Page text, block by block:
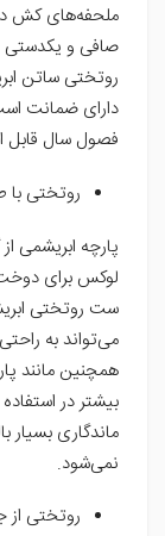
ملحفه‌های کش
صافی و یکدستی
دارای ضمانت
فصول سال قابل
روتختی با
پارچه ابریشمی
لوکس برای
ست روتختی
می‌تواند به
همچنین مانند
بیشتر در
ماندگاری
نمی‌شود.
روتختی از